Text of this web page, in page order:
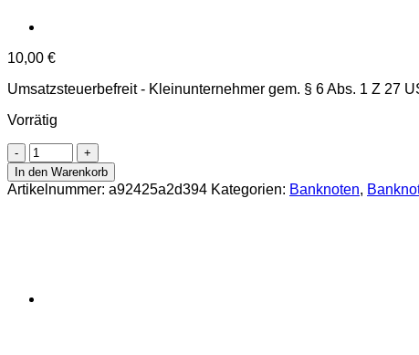
10,00 €
Umsatzsteuerbefreit - Kleinunternehmer gem. § 6 Abs. 1 Z 27
Vorrätig
Österreichisch-
ungarische
Bank
-
127
In den Warenkorb
Artikelnummer: a92425a2d394 Kategorien: Banknoten,